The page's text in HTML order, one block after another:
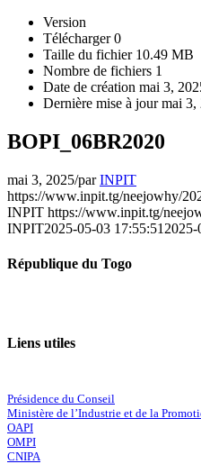
Version
Télécharger0
Taille du fichier 10.49 MB
Nombre de fichiers 1
Date de création mai 3,
Dernière mise à jourmai 3,
BOPI_06BR2020
mai 3, 2025/parINPIT
https://www.inpit.tg/neejowhy/
INPIT https://www.inpit.tg/
INPIT2025-05-03 17:55:51 2025-
République du Togo
Liens utiles
Présidence du Conseil
Ministère de l’Industrie et de la
OAPI
OMPI
CNIPA